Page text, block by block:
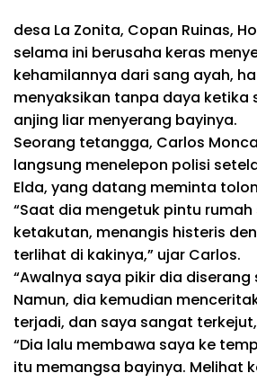
desa La Zonita, Copan Ruinas,
selama ini berusaha keras
kehamilannya dari sang ayah,
menyaksikan tanpa daya ketika
anjing liar menyerang bayinya.
Seorang tetangga, Carlos
langsung menelepon polisi
Elda, yang datang meminta
“Saat dia mengetuk pintu
ketakutan, menangis histeris
terlihat di kakinya,” ujar Carlos.
“Awalnya saya pikir dia diserang
Namun, dia kemudian
terjadi, dan saya sangat
“Dia lalu membawa saya ke
itu memangsa bayinya. Melihat